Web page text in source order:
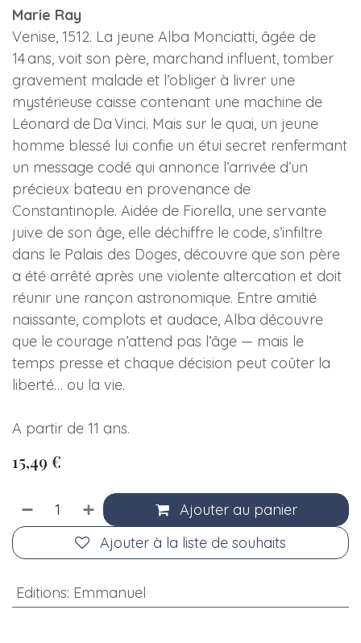
Marie Ray
Venise, 1512. La jeune Alba Monciatti, âgée de
14 ans, voit son père, marchand influent, tomber
gravement malade et l’obliger à livrer une
mystérieuse caisse contenant une machine de
Léonard de Da Vinci. Mais sur le quai, un jeune
homme blessé lui confie un étui secret renfermant
un message codé qui annonce l’arrivée d’un
précieux bateau en provenance de
Constantinople. Aidée de Fiorella, une servante
juive de son âge, elle déchiffre le code, s’infiltre
dans le Palais des Doges, découvre que son père
a été arrêté après une violente altercation et doit
réunir une rançon astronomique. Entre amitié
naissante, complots et audace, Alba découvre
que le courage n’attend pas l’âge — mais le
temps presse et chaque décision peut coûter la
liberté… ou la vie.
A partir de 11 ans.
15,49 €
Ajouter au panier
Ajouter à la liste de souhaits
Editions: Emmanuel